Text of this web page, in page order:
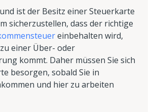
ist der Besitz einer Steuerkarte
sicherzustellen, dass der richtige
einbehalten wird,
einer Über- oder
kommt. Daher müssen Sie sich
besorgen, sobald Sie in
und hier zu arbeiten